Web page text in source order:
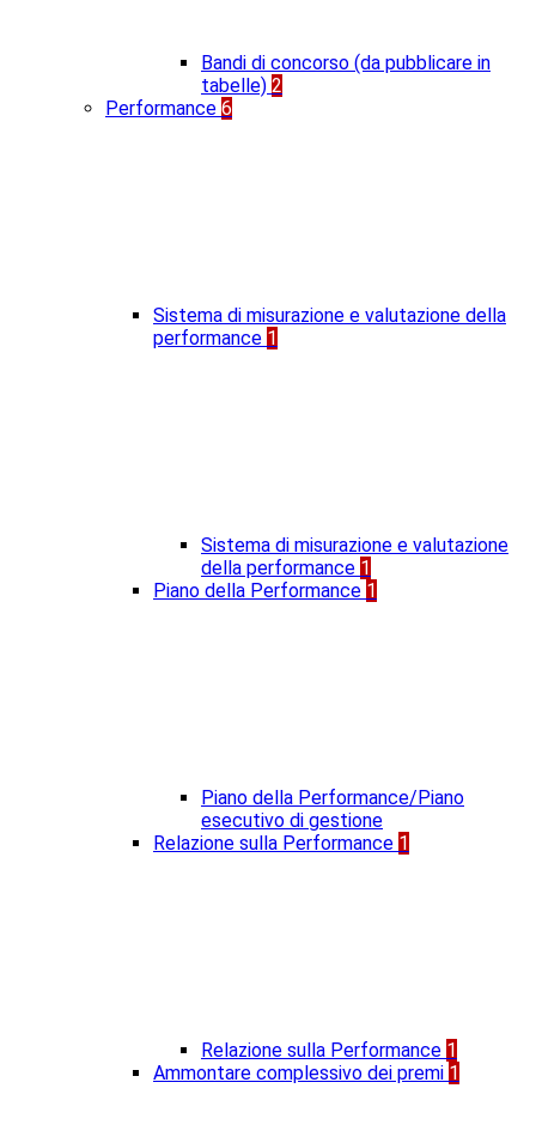
Bandi di concorso (da pubblicare in
tabelle) 2
Performance 6
Sistema di misurazione e valutazione della
performance 1
Sistema di misurazione e valutazione
della performance 1
Piano della Performance 1
Piano della Performance/Piano
esecutivo di gestione
Relazione sulla Performance 1
Relazione sulla Performance 1
Ammontare complessivo dei premi 1